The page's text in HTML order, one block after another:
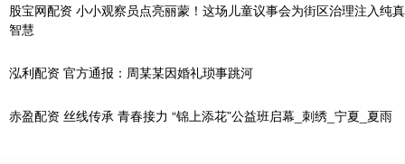
股宝网配资 小小观察员点亮丽蒙！这场儿童议事会为街区治理注入纯真
智慧
泓利配资 官方通报：周某某因婚礼琐事跳河
赤盈配资 丝线传承 青春接力 “锦上添花”公益班启幕_刺绣_宁夏_夏雨